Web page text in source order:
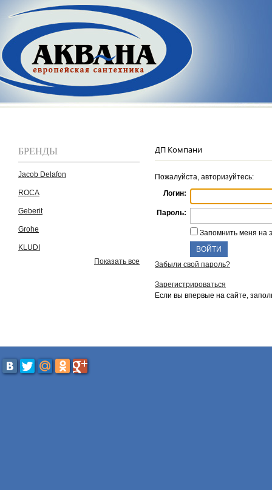
БРЕНДЫ
Jacob Delafon
ROCA
Geberit
Grohe
KLUDI
Показать все
ДП Компани
Пожалуйста, авторизуйтесь:
Логин:
Пароль:
Запомнить меня на
Забыли свой пароль?
Зарегистрироваться
Если вы впервые на сайте,